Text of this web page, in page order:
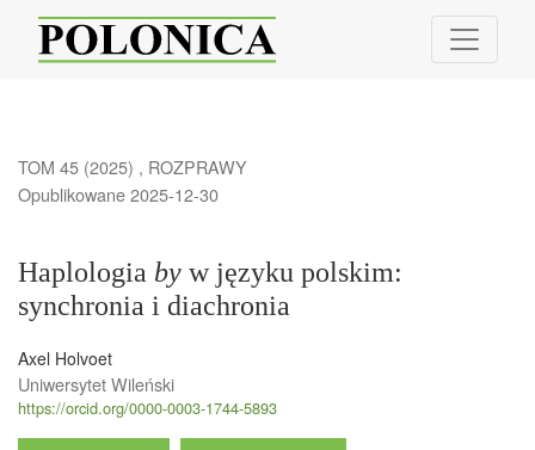
Haplologia &lt;em&gt;by&lt;/em&gt; w języku polskim: synchronia i
TOM 45 (2025) , ROZPRAWY
Haplologia by w języku polskim:
synchronia i diachronia
Opublikowane 2025-12-30
Axel Holvoet
Uniwersytet Wileński
https://orcid.org/0000-0003-1744-5893